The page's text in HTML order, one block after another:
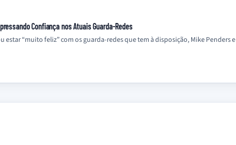
Confiança nos Atuais Guarda-Redes
estar “muito feliz” com os guarda-redes que tem à disposição, Mike Penders e